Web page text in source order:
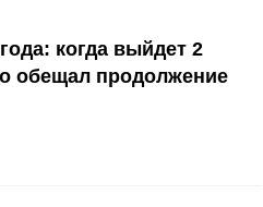
когда выйдет 2
обещал продолжение